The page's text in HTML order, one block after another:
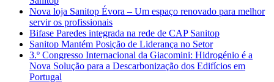
Nova loja Sanitop Évora – Um espaço renovado para melhor
servir os profissionais
Bifase Paredes integrada na rede de CAP Sanitop
Sanitop Mantém Posição de Liderança no Setor
3.º Congresso Internacional da Giacomini: Hidrogénio é a
Nova Solução para a Descarbonização dos Edifícios em
Portugal